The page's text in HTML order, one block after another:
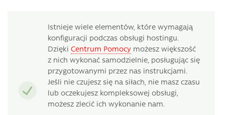
Istnieje wiele elementów, które wymagają
konfiguracji podczas obsługi hostingu.
Dzięki Centrum Pomocy możesz większość
z nich wykonać samodzielnie, posługując się
przygotowanymi przez nas instrukcjami.
Jeśli nie czujesz się na siłach, nie masz czasu
lub oczekujesz kompleksowej obsługi,
możesz zlecić ich wykonanie nam.